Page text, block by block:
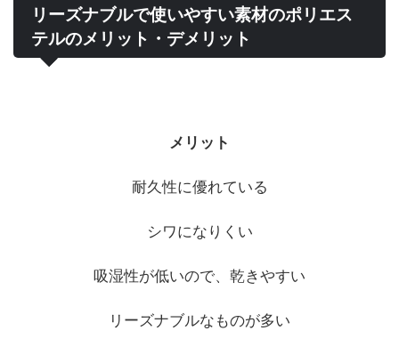
リーズナブルで使いやすい素材のポリエス
テルのメリット・デメリット
メリット
耐久性に優れている
シワになりくい
吸湿性が低いので、乾きやすい
リーズナブルなものが多い